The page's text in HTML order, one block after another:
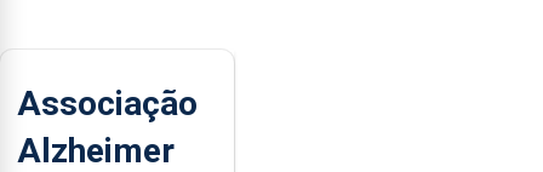
Associação
Alzheimer